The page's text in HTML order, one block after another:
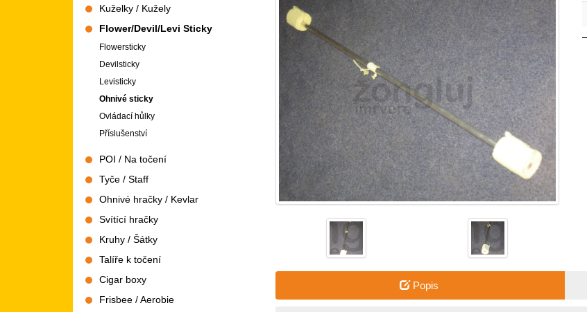
Popis
Kuželky / Kužely
Flower/Devil/Levi Sticky
Flowersticky
Devilsticky
Levisticky
Ohnivé sticky
Ovládací hůlky
Příslušenství
POI / Na točení
Tyče / Staff
Ohnivé hračky / Kevlar
Svítící hračky
Kruhy / Šátky
Talíře k točení
Cigar boxy
Frisbee / Aerobie